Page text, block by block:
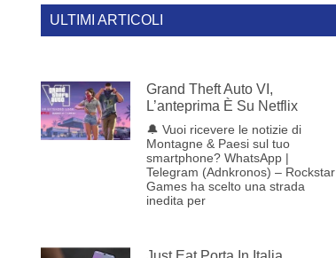
ULTIMI ARTICOLI
Grand Theft Auto VI,
L’anteprima È Su Netflix
🔔 Vuoi ricevere le notizie di
Montagne & Paesi sul tuo
smartphone? WhatsApp |
Telegram (Adnkronos) – Rockstar
Games ha scelto una strada
inedita per